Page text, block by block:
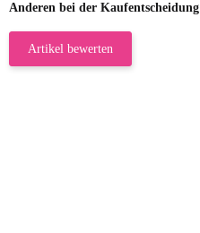
Anderen bei der Kaufentscheidung
Artikel bewerten